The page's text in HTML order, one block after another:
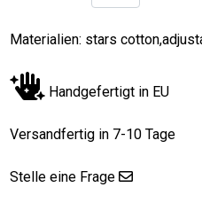
Materialien: stars
Handgefertigt in EU
Versandfertig in 7-10 Tage
Stelle eine Frage